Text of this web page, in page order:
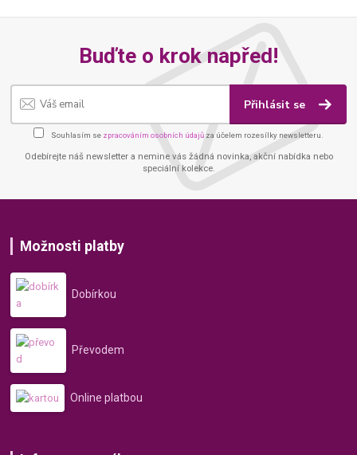
Buďte o krok napřed!
Přihlásit se
Souhlasím se zpracováním osobních údajů za účelem rozesílky newsletteru.
Odebírejte náš newsletter a nemine vás žádná novinka, akční nabídka nebo
speciální kolekce.
Možnosti platby
Dobírkou
Převodem
Online platbou